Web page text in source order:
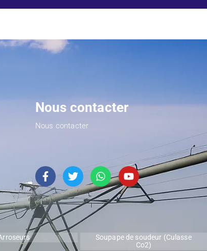
Nous contacter
Nous contacter
Soupape de soudeur (Culasse
Co2)